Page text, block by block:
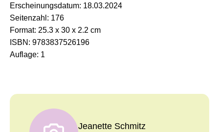
Erscheinungsdatum: 18.03.2024
Seitenzahl: 176
Format: 25.3 x 30 x 2.2 cm
ISBN: 9783837526196
Auflage: 1
Jeanette Schmitz